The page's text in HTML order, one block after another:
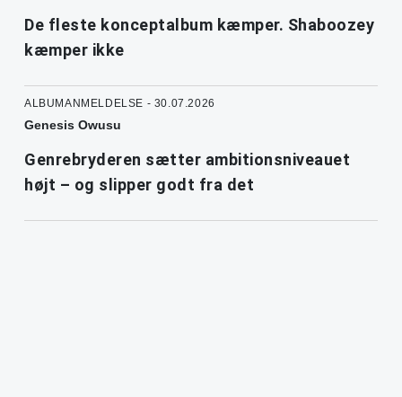
De fleste konceptalbum kæmper. Shaboozey
kæmper ikke
ALBUMANMELDELSE - 30.07.2026
Genesis Owusu
Genrebryderen sætter ambitionsniveauet
højt – og slipper godt fra det